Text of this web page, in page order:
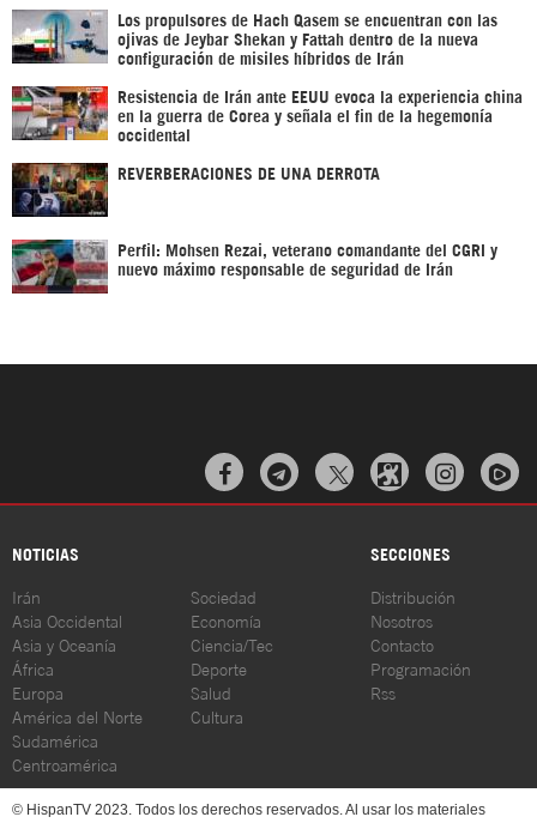
Los propulsores de Hach Qasem se encuentran con las
ojivas de Jeybar Shekan y Fattah dentro de la nueva
configuración de misiles híbridos de Irán
Resistencia de Irán ante EEUU evoca la experiencia china
en la guerra de Corea y señala el fin de la hegemonía
occidental
REVERBERACIONES DE UNA DERROTA
Perfil: Mohsen Rezai, veterano comandante del CGRI y
nuevo máximo responsable de seguridad de Irán
  
NOTICIAS SECCIONES
Irán
Asia Occidental
Asia y Oceanía
África
Europa
América del Norte
Sudamérica
Centroamérica
Sociedad
Economía
Ciencia/Tec
Deporte
Salud
Cultura
Distribución
Nosotros
Contacto
Programación
Rss
© HispanTV 2023. Todos los derechos reservados. Al usar los materiales